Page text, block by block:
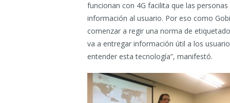
funcionan con 4G facilita que las
información al usuario. Por eso como
comenzar a regir una norma de
va a entregar información útil a los
entender esta tecnología”, manifestó.